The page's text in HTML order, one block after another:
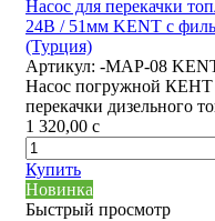
Насос для перекачки
24В / 51мм KENT с
(Турция)
Артикул: -MAP-08
Насос погружной КЕНТ
перекачки дизельного
1 320,00 c
Купить
Новинка
Быстрый просмотр